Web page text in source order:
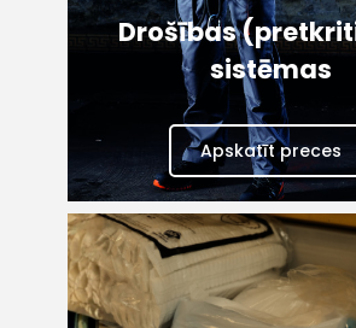
Drošības
sistēmas
Apskatīt preces